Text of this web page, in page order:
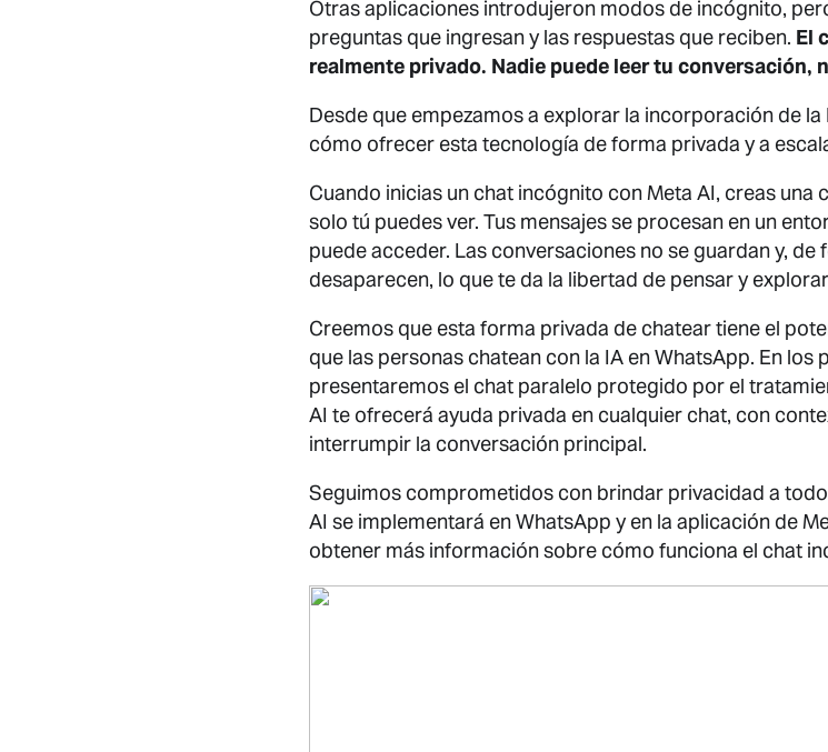
Otras aplicaciones introdujeron modos de incógnito,
preguntas que ingresan y las respuestas que reciben. El
realmente privado. Nadie puede leer tu conversación,
Desde que empezamos a explorar la incorporación de
cómo ofrecer esta tecnología de forma privada y a
Cuando inicias un chat incógnito con Meta AI, creas
solo tú puedes ver. Tus mensajes se procesan en un
puede acceder. Las conversaciones no se guardan y,
desaparecen, lo que te da la libertad de pensar y
Creemos que esta forma privada de chatear tiene el
que las personas chatean con la IA en WhatsApp. En los
presentaremos el chat paralelo protegido por el
AI te ofrecerá ayuda privada en cualquier chat, con
interrumpir la conversación principal.
Seguimos comprometidos con brindar privacidad a
AI se implementará en WhatsApp y en la aplicación de
obtener más información sobre cómo funciona el chat